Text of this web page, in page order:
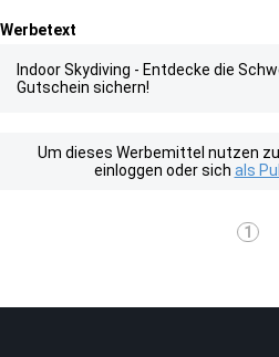
Werbetext
Indoor Skydiving - Entdecke die
Gutschein sichern!
Um dieses Werbemittel nutzen
einloggen oder sich als
1